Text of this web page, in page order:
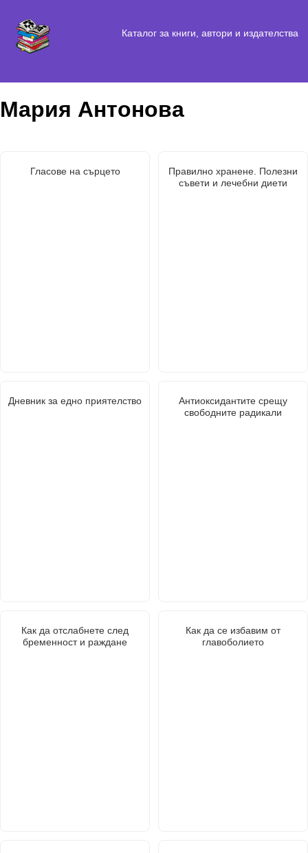
Каталог за книги, автори и издателства
Мария Антонова
Гласове на сърцето
Правилно хранене. Полезни
съвети и лечебни диети
Дневник за едно приятелство
Антиоксидантите срещу
свободните радикали
Как да отслабнете след
бременност и раждане
Как да се избавим от
главоболието